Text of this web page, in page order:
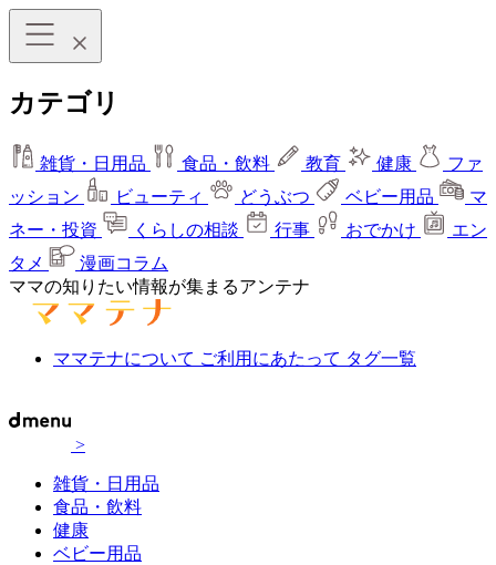
カテゴリ
雑貨・日用品 食品・飲料 教育 健康
ファ
ッション
ビューティ どうぶつ ベビー用品
マ
ネー・投資
くらしの相談 行事 おでかけ
エン
タメ
漫画コラム
ママの知りたい情報が集まるアンテナ
ママテナについて ご利用にあたって タグ一覧
>
雑貨・日用品
食品・飲料
健康
ベビー用品